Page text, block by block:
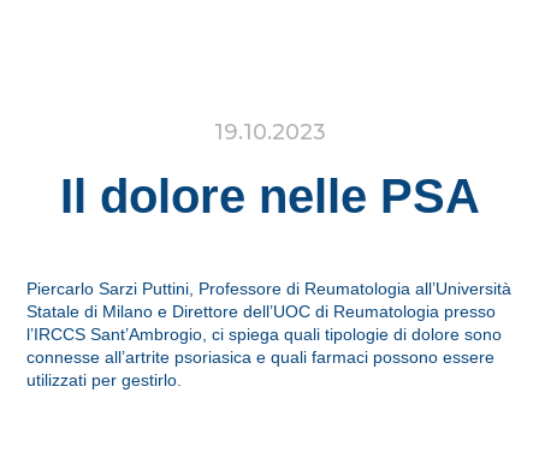
19.10.2023
Il dolore nelle PSA
Piercarlo Sarzi Puttini, Professore di Reumatologia all’Università
Statale di Milano e Direttore dell’UOC di Reumatologia presso
l’IRCCS Sant’Ambrogio, ci spiega quali tipologie di dolore sono
connesse all’artrite psoriasica e quali farmaci possono essere
utilizzati per gestirlo.